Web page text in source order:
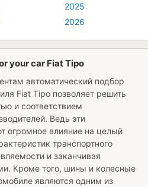
2025
2026
your car Fiat Tipo
автоматический подбор
Fiat Tipo позволяет решить
и соответствием
Ведь эти
огромное влияние на целый
транспортного
и заканчивая
Кроме того, шины и колесные
являются одним из